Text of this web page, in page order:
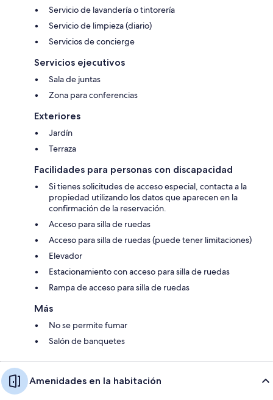
Servicio de lavandería o tintorería
Servicio de limpieza (diario)
Servicios de concierge
Servicios ejecutivos
Sala de juntas
Zona para conferencias
Exteriores
Jardín
Terraza
Facilidades para personas con discapacidad
Si tienes solicitudes de acceso especial, contacta a la
propiedad utilizando los datos que aparecen en la
confirmación de la reservación.
Acceso para silla de ruedas
Acceso para silla de ruedas (puede tener limitaciones)
Elevador
Estacionamiento con acceso para silla de ruedas
Rampa de acceso para silla de ruedas
Más
No se permite fumar
Salón de banquetes
Amenidades en la habitación